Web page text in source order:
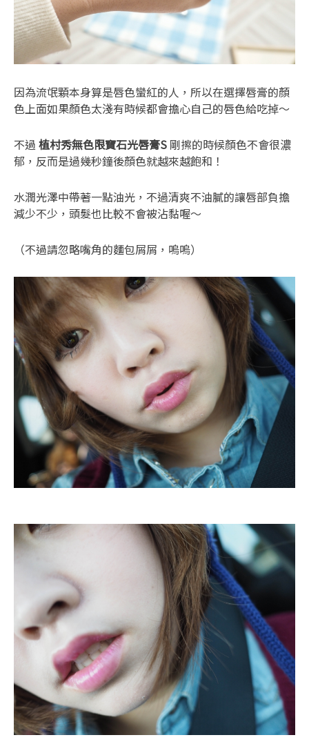
因為流氓顆本身算是唇色蠻紅的人，所以在選擇唇膏的顏
色上面如果顏色太淺有時候都會擔心自己的唇色給吃掉～
不過 植村秀無色限寶石光唇膏S 剛擦的時候顏色不會很濃
郁，反而是過幾秒鐘後顏色就越來越飽和！
水潤光澤中帶著一點油光，不過清爽不油膩的讓唇部負擔
減少不少，頭髮也比較不會被沾黏喔～
（不過請忽略嘴角的麵包屑屑，嗚嗚）